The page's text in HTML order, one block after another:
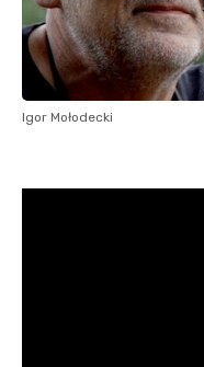
Igor Mołodecki